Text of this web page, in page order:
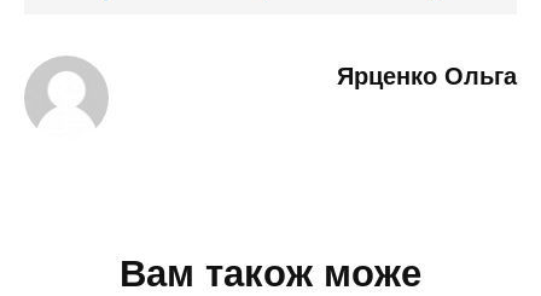
Ярценко Ольга
Вам також може